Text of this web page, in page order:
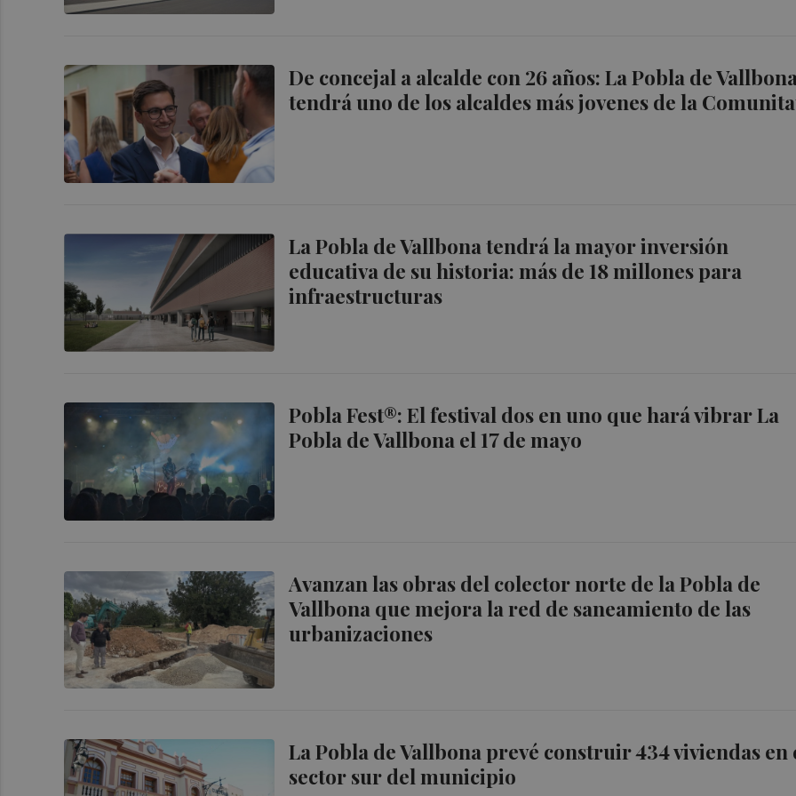
De concejal a alcalde con 26 años: La Pobla de
tendrá uno de los alcaldes más jovenes de la
La Pobla de Vallbona tendrá la mayor inversión
educativa de su historia: más de 18 millones para
infraestructuras
Pobla Fest®: El festival dos en uno que hará vibrar La
Pobla de Vallbona el 17 de mayo
Avanzan las obras del colector norte de la Pobla de
Vallbona que mejora la red de saneamiento de las
urbanizaciones
La Pobla de Vallbona prevé construir 434 viviendas en
sector sur del municipio